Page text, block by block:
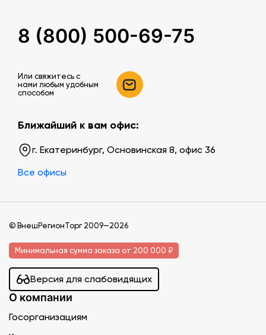
8 (800) 500-69-75
Или свяжитесь c
нами любым удобным
способом
Ближайший к вам офис:
г. Екатеринбург, Основинская 8, офис 36
Все офисы
© ВнешРегионТорг 2009—2026
Минимальная сумма заказа от 200 000 ₽
Версия для слабовидящих
О компании
Госорганизациям